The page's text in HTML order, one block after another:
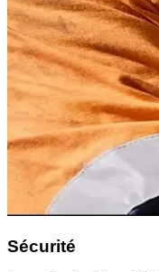
Sécurité